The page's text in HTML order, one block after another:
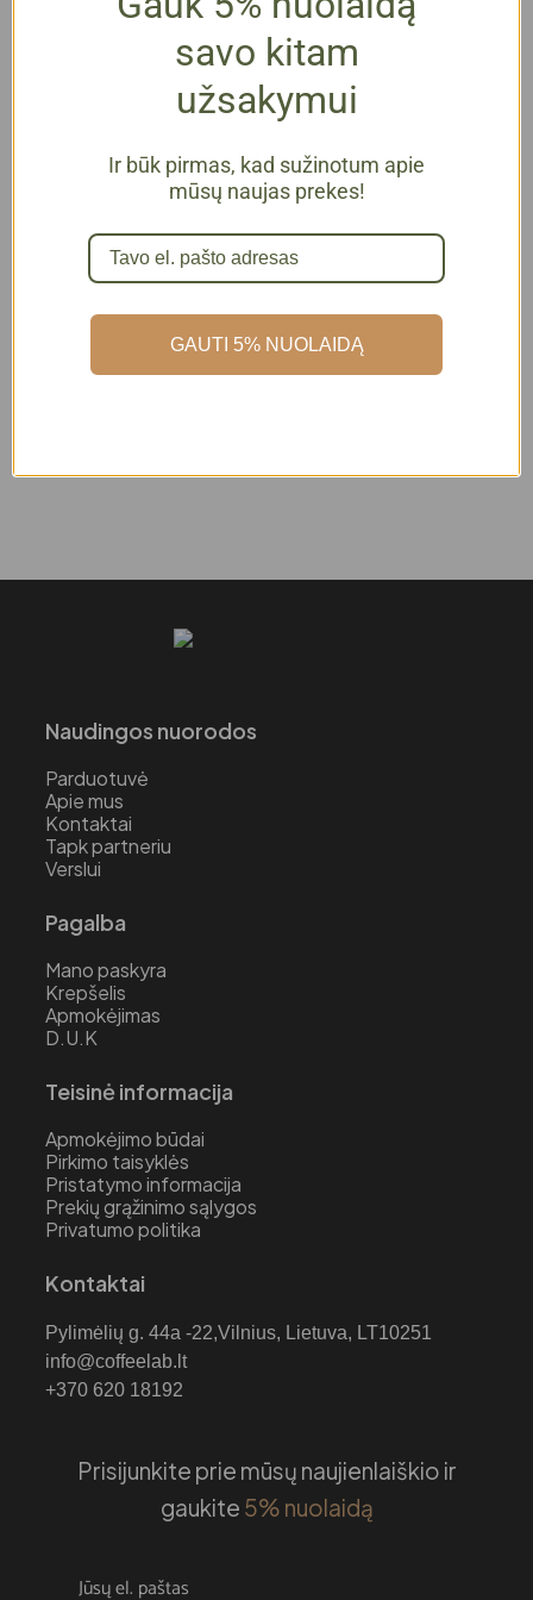
Medus | SŪDYTI
ŽEMĖS RIEŠUTAI
Medus | IMBIERAS IR
CITRINA
5,99€su PVM
Naudingos nuorodos
Parduotuvė
Apie mus
Kontaktai
Tapk partneriu
Verslui
Pagalba
Mano paskyra
Krepšelis
Apmokėjimas
D.U.K
Teisinė informacija
Apmokėjimo būdai
Pirkimo taisyklės
Pristatymo informacija
Prekių grąžinimo sąlygos
Privatumo politika
Kontaktai
Pylimėlių g. 44a -22,Vilnius, Lietuva, LT10251
info@coffeelab.lt
+370 620 18192
Prisijunkite prie mūsų naujienlaiškio ir
gaukite 5% nuolaidą
savo kitam
užsakymui
Ir būk pirmas, kad sužinotum apie
mūsų naujas prekes!
GAUTI 5% NUOLAIDĄ